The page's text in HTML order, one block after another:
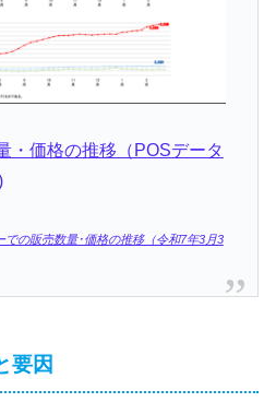
・価格の推移（POSデータ
の販売数量･価格の推移（令和7年3月3
要因